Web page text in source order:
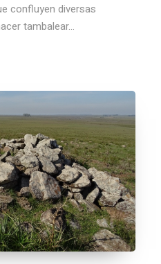
confluyen diversas
tambalear...